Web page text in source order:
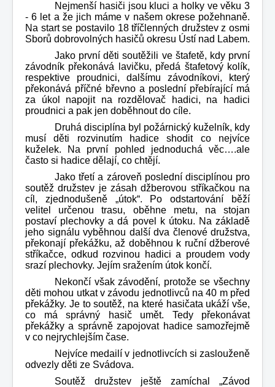
Nejmenší hasiči jsou kluci a holky ve věku 3
- 6 let a že jich máme v našem okrese požehnaně.
Na start se postavilo 18 tříčlenných družstev z osmi
Sborů dobrovolných hasičů okresu Ústí nad Labem.
Jako první děti soutěžili ve štafetě, kdy první
závodník překonává lavičku, předá štafetový kolík,
respektive proudnici, dalšímu závodníkovi, který
překonává příčné břevno a poslední přebírající má
za úkol napojit na rozdělovač hadici, na hadici
proudnici a pak jen doběhnout do cíle.
Druhá disciplína byl požárnický kuželník, kdy
musí děti rozvinutím hadice shodit co nejvíce
kuželek. Na první pohled jednoduchá věc….ale
často si hadice dělají, co chtějí.
Jako třetí a zároveň poslední disciplínou pro
soutěž družstev je zásah džberovou stříkačkou na
cíl, zjednodušeně „útok“. Po odstartování běží
velitel určenou trasu, oběhne metu, na stojan
postaví plechovky a dá povel k útoku. Na základě
jeho signálu vyběhnou další dva členové družstva,
překonají překážku, až doběhnou k ruční džberové
stříkačce, odkud rozvinou hadici a proudem vody
srazí plechovky. Jejím sražením útok končí.
Nekončí však závodění, protože se všechny
děti mohou utkat v závodu jednotlivců na 40 m před
překážky. Je to soutěž, na které hasičata ukáží vše,
co má správný hasič umět. Tedy překonávat
překážky a správně zapojovat hadice samozřejmě
v co nejrychlejším čase.
Nejvíce medailí v jednotlivcích si zaslouženě
odvezly děti ze Svádova.
Soutěž družstev ještě zamíchal „Závod